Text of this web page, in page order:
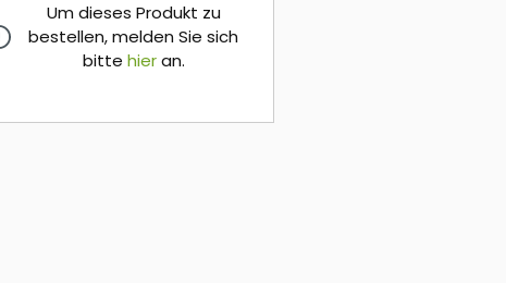
Um dieses Produkt zu
bestellen, melden Sie sich
bitte hieran.